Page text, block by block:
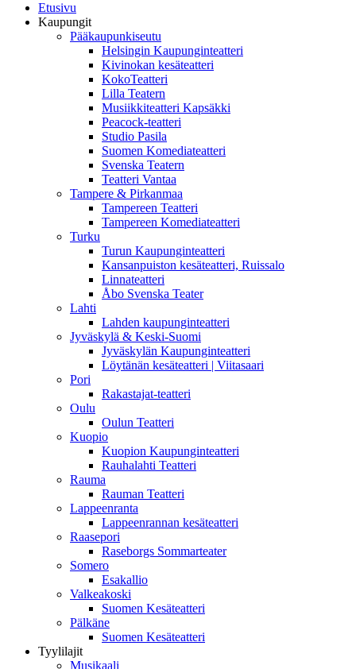
Etusivu
Kaupungit
Pääkaupunkiseutu
Helsingin Kaupunginteatteri
Kivinokan kesäteatteri
KokoTeatteri
Lilla Teatern
Musiikkiteatteri Kapsäkki
Peacock-teatteri
Studio Pasila
Suomen Komediateatteri
Svenska Teatern
Teatteri Vantaa
Tampere & Pirkanmaa
Tampereen Teatteri
Tampereen Komediateatteri
Turku
Turun Kaupunginteatteri
Kansanpuiston kesäteatteri, Ruissalo
Linnateatteri
Åbo Svenska Teater
Lahti
Lahden kaupunginteatteri
Jyväskylä & Keski-Suomi
Jyväskylän Kaupunginteatteri
Löytänän kesäteatteri | Viitasaari
Pori
Rakastajat-teatteri
Oulu
Oulun Teatteri
Kuopio
Kuopion Kaupunginteatteri
Rauhalahti Teatteri
Rauma
Rauman Teatteri
Lappeenranta
Lappeenrannan kesäteatteri
Raasepori
Raseborgs Sommarteater
Somero
Esakallio
Valkeakoski
Suomen Kesäteatteri
Pälkäne
Suomen Kesäteatteri
Tyylilajit
Musikaali